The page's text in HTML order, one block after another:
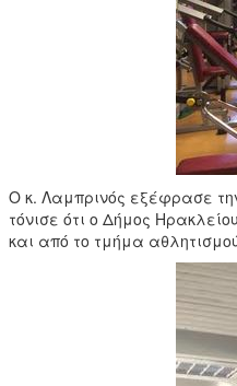
Ο κ. Λαμπρινός εξέφρασε
τόνισε ότι ο Δήμος
και από το τμήμα